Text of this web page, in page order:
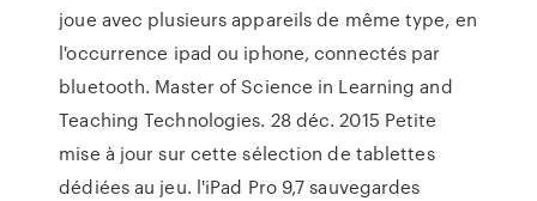
joue avec plusieurs appareils de même type, en
l'occurrence ipad ou iphone, connectés par
bluetooth. Master of Science in Learning and
Teaching Technologies. 28 déc. 2015 Petite
mise à jour sur cette sélection de tablettes
dédiées au jeu. l'iPad Pro 9,7 sauvegardes